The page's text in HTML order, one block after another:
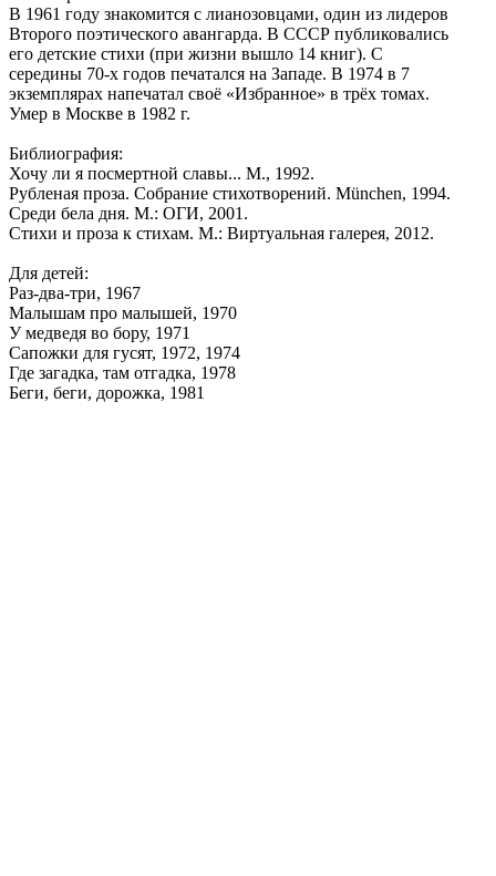
В 1961 году знакомится с лианозовцами, один из лидеров
Второго поэтического авангарда. В СССР публиковались
его детские стихи (при жизни вышло 14 книг). С
середины 70-х годов печатался на Западе. В 1974 в 7
экземплярах напечатал своё «Избранное» в трёх томах.
Умер в Москве в 1982 г.
Библиография:
Хочу ли я посмертной славы... М., 1992.
Рубленая проза. Собрание стихотворений. München, 1994.
Среди бела дня. М.: ОГИ, 2001.
Стихи и проза к стихам. М.: Виртуальная галерея, 2012.
Для детей:
Раз-два-три, 1967
Малышам про малышей, 1970
У медведя во бору, 1971
Сапожки для гусят, 1972, 1974
Где загадка, там отгадка, 1978
Беги, беги, дорожка, 1981